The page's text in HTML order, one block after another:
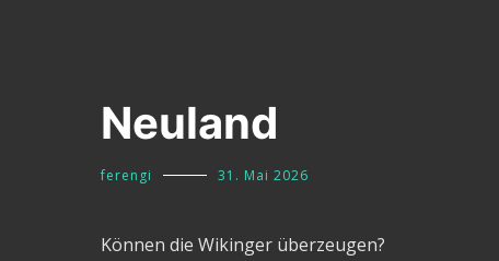
Neuland
ferengi 31. Mai 2026
Können die Wikinger überzeugen?